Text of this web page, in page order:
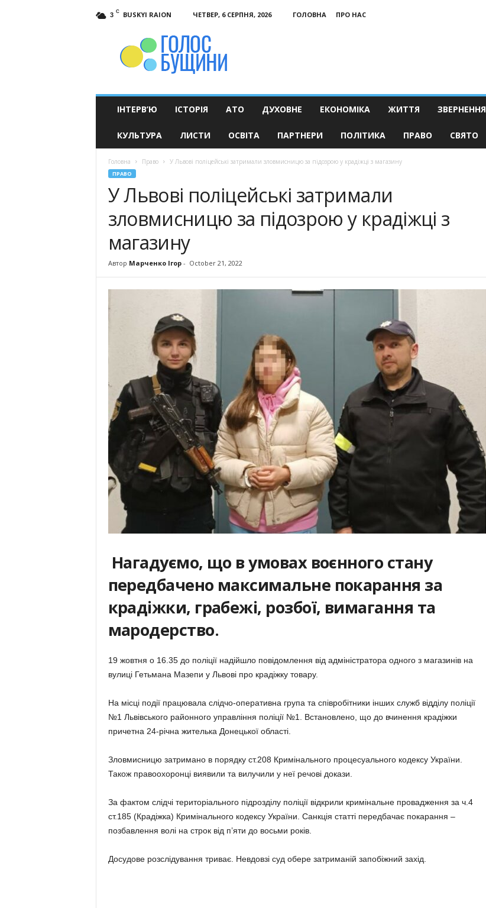
3 C BUSKYI RAION ЧЕТВЕР, 6 СЕРПНЯ, 2026 ГОЛОВНА
ПРО НАС
ІНТЕРВ’Ю ІСТОРІЯ АТО ДУХОВНЕ ЕКОНОМІКА ЖИТТЯ ЗВЕРНЕННЯ
КУЛЬТУРА ЛИСТИ ОСВІТА ПАРТНЕРИ ПОЛІТИКА ПРАВО СВЯТО
Головна Право У Львові поліцейські затримали зловмисницю за підозрою у крадіжці з магазину
ПРАВО
У Львові поліцейські затримали
зловмисницю за підозрою у крадіжці з
магазину
Автор Марченко Ігор- October 21, 2022
Нагадуємо, що в умовах воєнного стану
передбачено максимальне покарання за
крадіжки, грабежі, розбої, вимагання та
мародерство.
19 жовтня о 16.35 до поліції надійшло повідомлення від адміністратора одного з магазинів на
вулиці Гетьмана Мазепи у Львові про крадіжку товару.
На місці події працювала слідчо-оперативна група та співробітники інших служб відділу поліції
№1 Львівського районного управління поліції №1. Встановлено, що до вчинення крадіжки
причетна 24-річна жителька Донецької області.
Зловмисницю затримано в порядку ст.208 Кримінального процесуального кодексу України.
Також правоохоронці виявили та вилучили у неї речові докази.
За фактом слідчі територіального підрозділу поліції відкрили кримінальне провадження за ч.4
ст.185 (Крадіжка) Кримінального кодексу України. Санкція статті передбачає покарання –
позбавлення волі на строк від п’яти до восьми років.
Досудове розслідування триває. Невдовзі суд обере затриманій запобіжний захід.